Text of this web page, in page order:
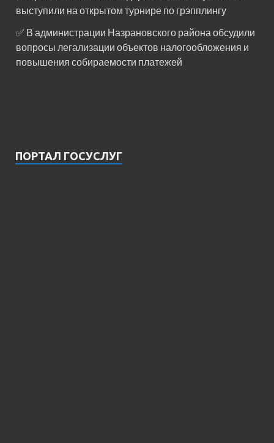
выступили на открытом турнире по грэпплингу
✅ В администрации Назрановского района обсудили
вопросы легализации объектов налогообложения и
повышения собираемости платежей
ПОРТАЛ ГОСУСЛУГ